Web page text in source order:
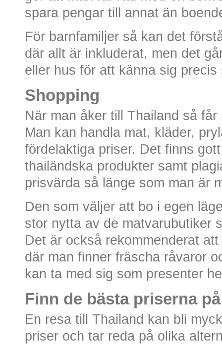
spara pengar till annat än
För barnfamiljer så kan det
där allt är inkluderat, men det
eller hus för att känna sig
Shopping
När man åker till Thailand så
Man kan handla mat, kläder,
fördelaktiga priser. Det finns
thailändska produkter samt
prisvärda så länge som man är
Den som väljer att bo i egen
stor nytta av de matvarubutiker
Det är också rekommenderat
där man finner fräscha råvaror
kan ta med sig som presenter
Finn de bästa priserna
En resa till Thailand kan bli
priser och tar reda på olika